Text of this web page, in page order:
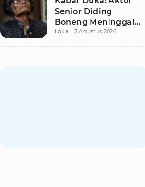
Senior Diding
Boneng Meninggal
Dunia
Lokal 3 Agustus 2026